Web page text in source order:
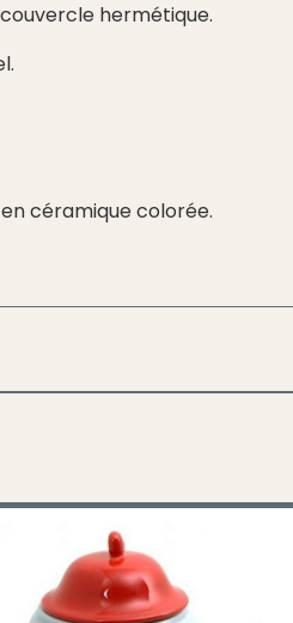
hermétique.
céramique colorée.